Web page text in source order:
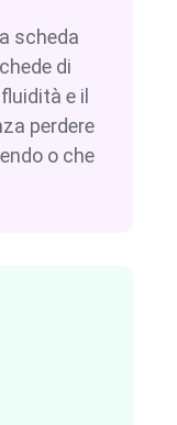
scheda
di
e il
perdere
o che